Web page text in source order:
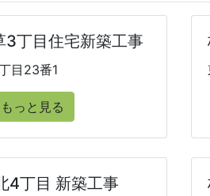
3丁目住宅新築工事
目23番1
もっと見る
4丁目 新築工事